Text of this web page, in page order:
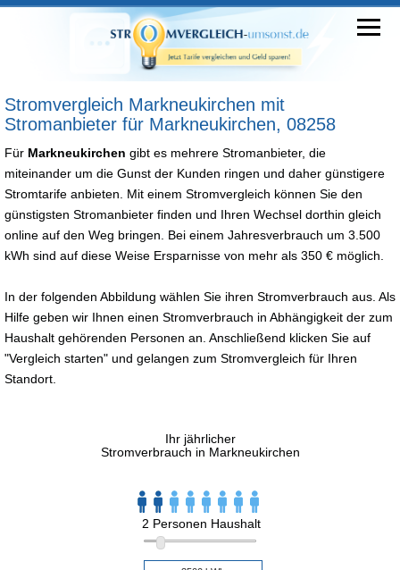
Stromvergleich Markneukirchen mit
Stromanbieter für Markneukirchen, 08258
Für Markneukirchen gibt es mehrere Stromanbieter, die
miteinander um die Gunst der Kunden ringen und daher günstigere
Stromtarife anbieten. Mit einem Stromvergleich können Sie den
günstigsten Stromanbieter finden und Ihren Wechsel dorthin gleich
online auf den Weg bringen. Bei einem Jahresverbrauch um 3.500
kWh sind auf diese Weise Ersparnisse von mehr als 350 € möglich.
In der folgenden Abbildung wählen Sie ihren Stromverbrauch aus. Als
Hilfe geben wir Ihnen einen Stromverbrauch in Abhängigkeit der zum
Haushalt gehörenden Personen an. Anschließend klicken Sie auf
"Vergleich starten" und gelangen zum Stromvergleich für Ihren
Standort.
Ihr jährlicher
Stromverbrauch in Markneukirchen
2 Personen Haushalt